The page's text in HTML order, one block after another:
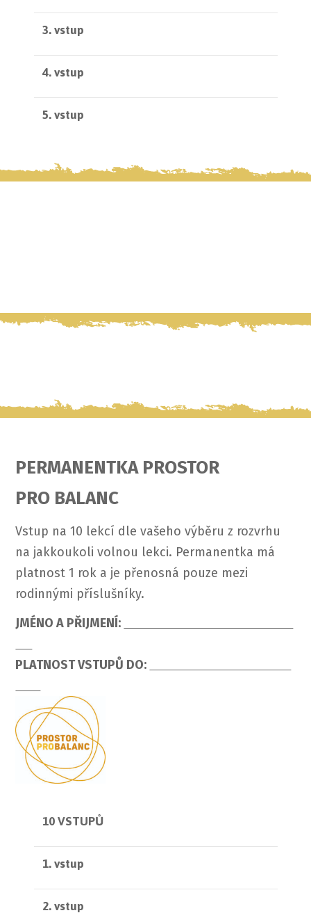
3. vstup
4. vstup
5. vstup
PERMANENTKA PROSTOR
PRO BALANC
Vstup na 10 lekcí dle vašeho výběru z rozvrhu
na jakkoukoli volnou lekci. Permanentka má
platnost 1 rok a je přenosná pouze mezi
rodinnými příslušníky.
JMÉNO A PŘIJMENÍ:
PLATNOST VSTUPŮ DO:
10 VSTUPŮ
1. vstup
2. vstup